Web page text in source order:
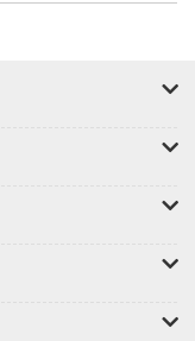
發、委託代工、
約合新台幣六十
人機、無人船
企業洽詢產品細
記者坐下來採